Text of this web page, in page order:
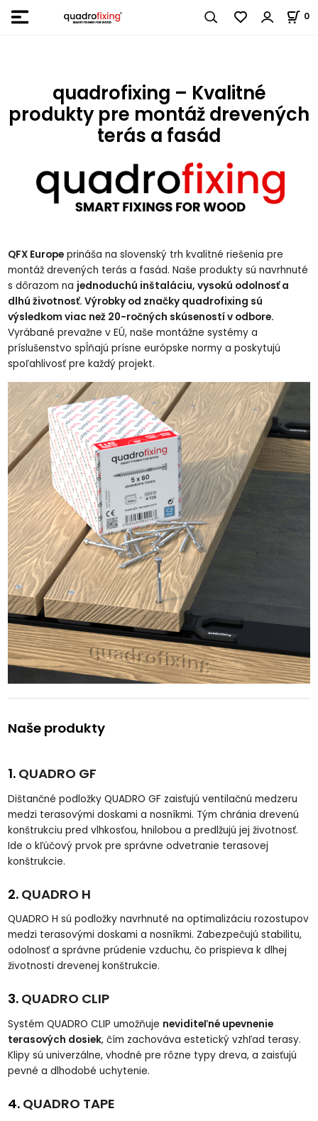
0
quadrofixing – Kvalitné
produkty pre montáž drevených
terás a fasád
QFX Europe prináša na slovenský trh kvalitné riešenia pre
montáž drevených terás a fasád. Naše produkty sú navrhnuté
s dôrazom na jednoduchú inštaláciu, vysokú odolnosť a
dlhú životnosť. Výrobky od značky quadrofixing sú
výsledkom viac než 20-ročných skúseností v odbore.
Vyrábané prevažne v EÚ, naše montážne systémy a
príslušenstvo spĺňajú prísne európske normy a poskytujú
spoľahlivosť pre každý projekt.
Naše produkty
1. QUADRO GF
Dištančné podložky QUADRO GF zaisťujú ventilačnú medzeru
medzi terasovými doskami a nosníkmi. Tým chránia drevenú
konštrukciu pred vlhkosťou, hnilobou a predlžujú jej životnosť.
Ide o kľúčový prvok pre správne odvetranie terasovej
konštrukcie.
2. QUADRO H
QUADRO H sú podložky navrhnuté na optimalizáciu rozostupov
medzi terasovými doskami a nosníkmi. Zabezpečujú stabilitu,
odolnosť a správne prúdenie vzduchu, čo prispieva k dlhej
životnosti drevenej konštrukcie.
3. QUADRO CLIP
Systém QUADRO CLIP umožňuje neviditeľné upevnenie
terasových dosiek, čím zachováva estetický vzhľad terasy.
Klipy sú univerzálne, vhodné pre rôzne typy dreva, a zaisťujú
pevné a dlhodobé uchytenie.
4. QUADRO TAPE